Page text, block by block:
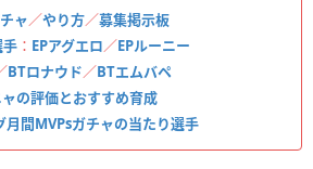
ャ／やり方／募集掲示板
手 ： EPアグエロ／EPルーニー
BTロナウド／BTエムバペ
の評価とおすすめ育成
月間MVPsガチャの当たり選手